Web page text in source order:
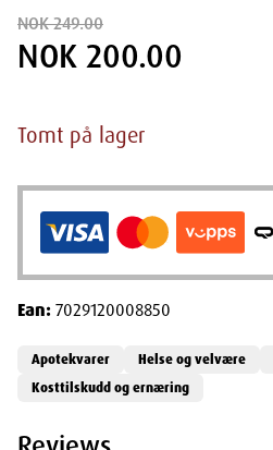
NOK 249.00
NOK 200.00
Tomt på lager
Ean:7029120008850
Apotekvarer Helse og velvære
Kosttilskudd og ernæring